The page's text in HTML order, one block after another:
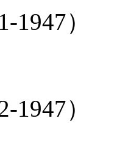
1947）
1947）